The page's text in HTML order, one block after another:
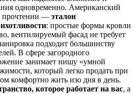
одновременно. Американский
прочтении — эталон
: простые формы кровли
вентилируемый фасад не требует
подходит большинству
В сфере загородного
занимает нишу «умной
который легко продать при
комфортно жить изо дня в день.
которое работает на вас, а